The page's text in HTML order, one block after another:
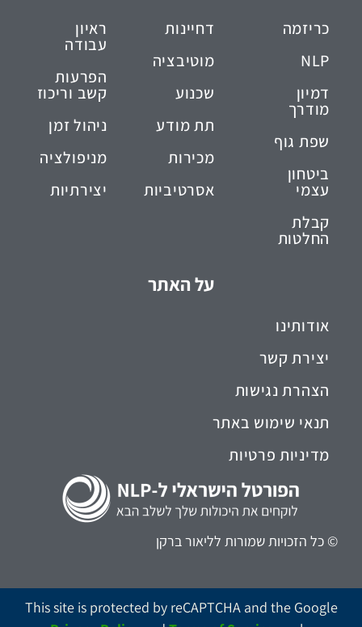
כריזמה
NLP
דמיון
מודרך
שפת גוף
ביטחון
עצמי
קבלת
החלטות
דחיינות
מוטיבציה
שכנוע
תת מודע
מכירות
אסרטיביות
ראיון
עבודה
הפרעות
קשב וריכוז
ניהול זמן
מניפולציה
יצירתיות
על האתר
אודותינו
יצירת קשר
הצהרת נגישות
תנאי שימוש באתר
מדיניות פרטיות
© כל הזכויות שמורות לליאור ברקן
This site is protected by reCAPTCHA and the Google